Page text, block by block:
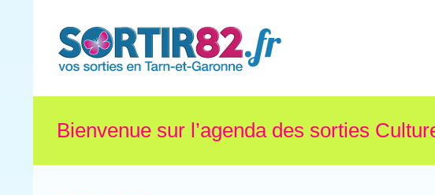
Bienvenue sur l’agenda des sorties